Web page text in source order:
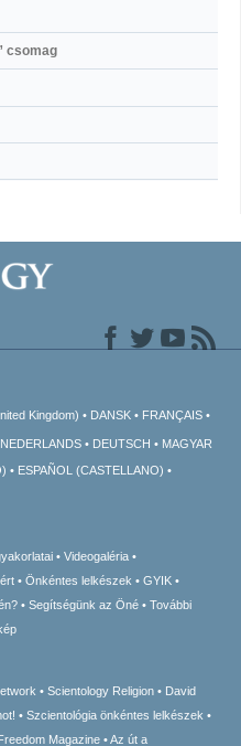
csomag
Kingdom) DANSK FRANÇAIS
NEDERLANDS DEUTSCH
MAGYAR
ESPAÑOL (CASTELLANO)
Videogaléria
Önkéntes lelkészek
GYIK
Segítségünk az Öné
További
Scientology Religion
David
Szcientológia önkéntes lelkészek
Freedom Magazine Az út a